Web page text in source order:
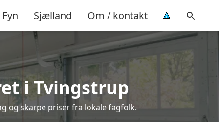
Fyn Sjælland Om / kontakt
i Tvingstrup
og skarpe priser fra lokale fagfolk.